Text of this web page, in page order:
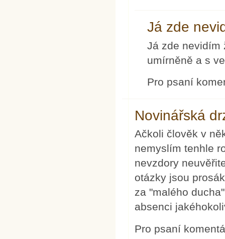
Já zde
Já zde nevidím
umírněně a s
Pro psaní
Novinářská
Ačkoli člověk v
nemyslím tenhle
nevzdory
otázky jsou
za "malého
absenci
Pro psaní